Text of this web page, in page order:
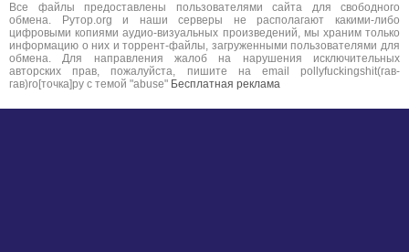
Все файлы предоставлены пользователями сайта для свободного
обмена. Рутор.org и наши серверы не располагают какими-либо
цифровыми копиями аудио-визуальных произведений, мы храним только
информацию о них и торрент-файлы, загруженными пользователями для
обмена. Для направления жалоб на нарушения исключительных
авторских прав, пожалуйста, пишите на email pollyfuckingshit(гав-
гав)ro[точка]ру с темой "abuse" Бесплатная реклама